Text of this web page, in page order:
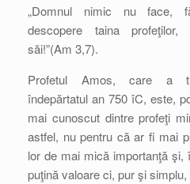
„Domnul nimic nu face,
descopere taina profeţilor,
săi!”(Am 3,7).
Profetul Amos, care a
îndepărtatul an 750 îC, este,
mai cunoscut dintre profeţi
astfel, nu pentru că ar fi mai
lor de mai mică importanţă
puţină valoare ci, pur şi